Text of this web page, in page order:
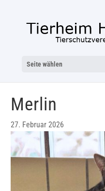
Seite wählen
Merlin
27. Februar 2026